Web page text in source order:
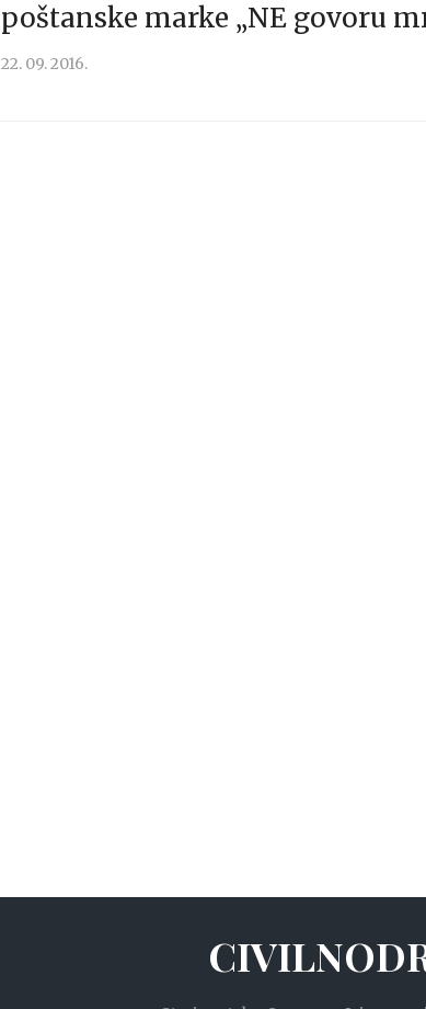
poštanske marke „NE govoru
22. 09. 2016.